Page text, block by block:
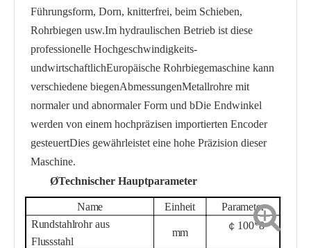
Führungsform, Dorn, knitterfrei, beim Schieben,
Rohrbiegen usw.Im hydraulischen Betrieb ist diese
professionelle Hochgeschwindigkeits-
undwirtschaftlichEuropäische Rohrbiegemaschine kann
verschiedene biegenAbmessungenMetallrohre mit
normaler und abnormaler Form und bDie Endwinkel
werden von einem hochpräzisen importierten Encoder
gesteuertDies gewährleistet eine hohe Präzision dieser
Maschine.
ØTechnischer Hauptparameter
Name Einheit Parameter
Rundstahlrohr aus
Flussstahl
mm
￠ 100*8